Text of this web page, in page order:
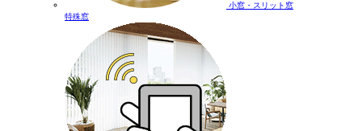
小窓・スリット窓
特殊窓